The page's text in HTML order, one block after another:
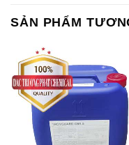
Chất Bảo Quản CMIT Thái
Lan Thailand